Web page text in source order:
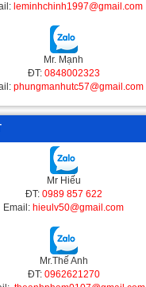
leminhchinh1997@gmail.com
Mr. Mạnh
ĐT: 0848002323
phungmanhutc57@gmail.com
Mr Hiếu
ĐT: 0989 857 622
Email: hieulv50@gmail.com
Mr.Thế Anh
ĐT: 0962621270